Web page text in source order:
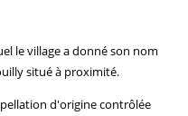
le village a donné son nom
situé à proximité.
d'origine contrôlée